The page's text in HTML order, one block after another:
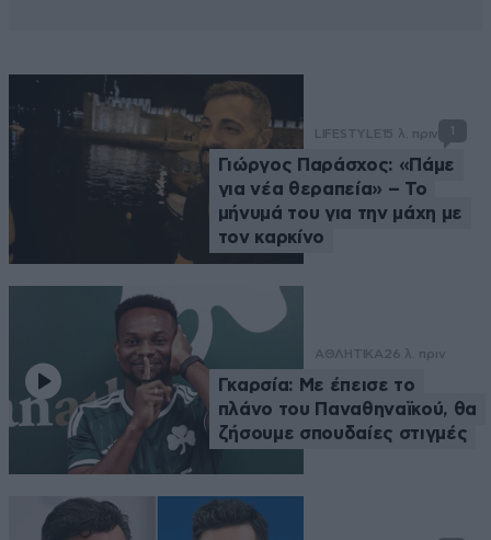
LIFESTYLE 15 λ. πριν 1
Γιώργος Παράσχος: «Πάμε
για νέα θεραπεία» – Το
μήνυμά του για την μάχη με
τον καρκίνο
ΑΘΛΗΤΙΚΑ26 λ. πριν
Γκαρσία: Με έπεισε το
πλάνο του Παναθηναϊκού, θα
ζήσουμε σπουδαίες στιγμές